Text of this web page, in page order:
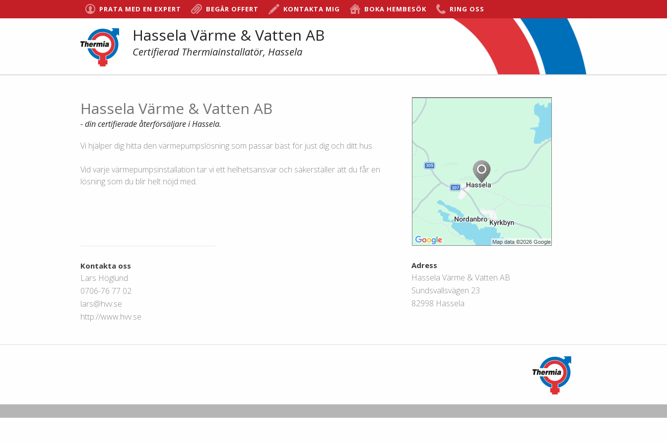
PRATA MED EN EXPERT BEGÄR OFFERT KONTAKTA MIG BOKA HEMBESÖK RING OSS
Hassela Värme & Vatten AB
Certifierad Thermiainstallatör, Hassela
Hassela Värme & Vatten AB
- din certifierade återförsäljare i Hassela.
Vi hjälper dig hitta den värmepumpslösning som passar bäst för just dig och ditt hus.
Vid varje värmepumpsinstallation tar vi ett helhetsansvar och säkerställer att du får en
lösning som du blir helt nöjd med.
Kontakta oss
Lars Höglund
0706-76 77 02
lars@hvv.se
http://www.hvv.se
Adress
Hassela Värme & Vatten AB
Sundsvallsvägen 23
82998 Hassela